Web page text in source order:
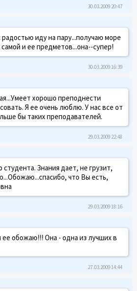
30.03.2009 20:47
иду на пару...получаю море
и ее предметов...она--супер!
30.03.2009 16:39
хорошо преподнести
Я ее очень люблю. У нас все от
бы таких преподавателей.
29.03.2009 22:48
Знания дает, не грузит,
что Вы есть,
29.03.2009 18:16
ее обожаю!!! Она - одна из лучших в
27.03.2009 14:44